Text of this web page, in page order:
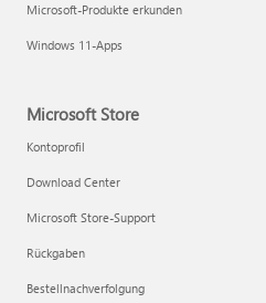
Microsoft-Produkte erkunden
Windows 11-Apps
Microsoft Store
Kontoprofil
Download Center
Microsoft Store-Support
Rückgaben
Bestellnachverfolgung